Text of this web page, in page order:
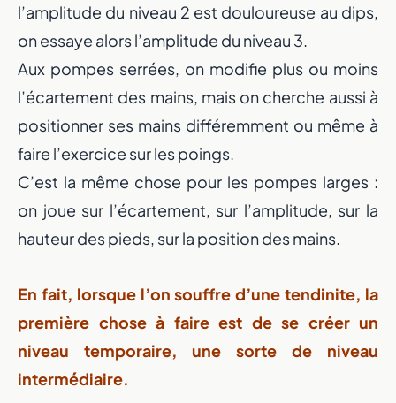
l’amplitude du niveau 2 est douloureuse au dips,
on essaye alors l’amplitude du niveau 3.
Aux pompes serrées, on modifie plus ou moins
l’écartement des mains, mais on cherche aussi à
positionner ses mains différemment ou même à
faire l’exercice sur les poings.
C’est la même chose pour les pompes larges :
on joue sur l’écartement, sur l’amplitude, sur la
hauteur des pieds, sur la position des mains.
En fait, lorsque l’on souffre d’une tendinite, la
première chose à faire est de se créer un
niveau temporaire, une sorte de niveau
intermédiaire.